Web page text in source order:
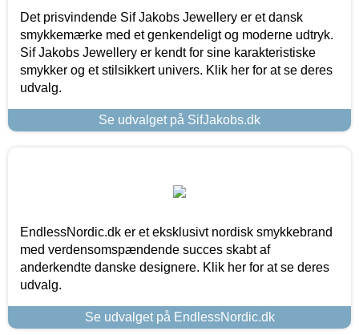
Det prisvindende Sif Jakobs Jewellery er et dansk
smykkemærke med et genkendeligt og moderne udtryk.
Sif Jakobs Jewellery er kendt for sine karakteristiske
smykker og et stilsikkert univers. Klik her for at se deres
udvalg.
Se udvalget på SifJakobs.dk
EndlessNordic.dk er et eksklusivt nordisk smykkebrand
med verdensomspændende succes skabt af
anderkendte danske designere. Klik her for at se deres
udvalg.
Se udvalget på EndlessNordic.dk